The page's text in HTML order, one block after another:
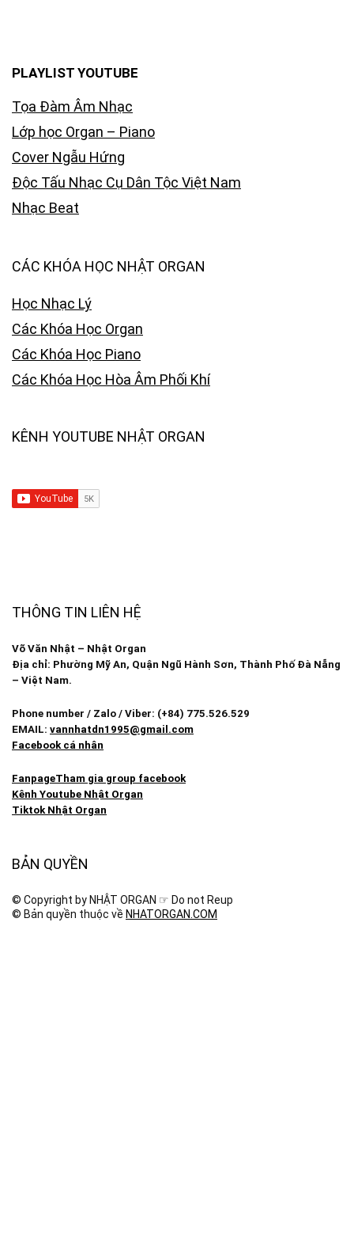
PLAYLIST YOUTUBE
Tọa Đàm Âm Nhạc
Lớp học Organ – Piano
Cover Ngẫu Hứng
Độc Tấu Nhạc Cụ Dân Tộc Việt Nam
Nhạc Beat
CÁC KHÓA HỌC NHẬT ORGAN
Học Nhạc Lý
Các Khóa Học Organ
Các Khóa Học Piano
Các Khóa Học Hòa Âm Phối Khí
KÊNH YOUTUBE NHẬT ORGAN
THÔNG TIN LIÊN HỆ
Võ Văn Nhật – Nhật Organ
Địa chỉ: Phường Mỹ An, Quận Ngũ Hành Sơn, Thành Phố Đà Nẵng
– Việt Nam.
Phone number / Zalo / Viber: (+84) 775.526.529
EMAIL: vannhatdn1995@gmail.com
Facebook cá nhân
FanpageTham gia group facebook
Kênh Youtube Nhật Organ
Tiktok Nhật Organ
BẢN QUYỀN
© Copyright by NHẬT ORGAN ☞ Do not Reup
© Bản quyền thuộc về NHATORGAN.COM